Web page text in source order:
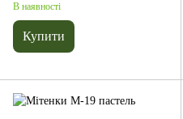
В наявності
Купити